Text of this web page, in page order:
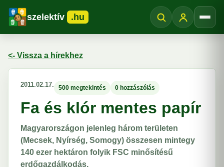
szelektív .hu
<- Vissza a hírekhez
2011.02.17. 500 megtekintés 0 hozzászólás
Fa és klór mentes papír
Magyarországon jelenleg három területen
(Mecsek, Nyírség, Somogy) összesen mintegy
140 ezer hektáron folyik FSC minősítésű
erdőgazdálkodás.